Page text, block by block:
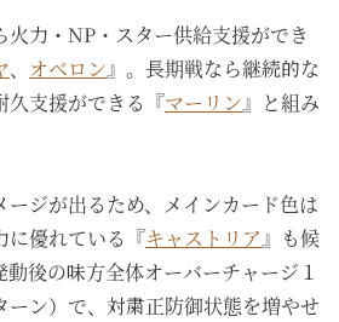
力・NP・スター供給支援ができ
、 オベロン 』。長期戦なら継続的な
久支援ができる『マーリン 』と組み
ジが出るため、メインカード色は
に優れている『キャストリア』も候
後の味方全体オーバーチャージ１
ーン）で、対粛正防御状態を増やせ